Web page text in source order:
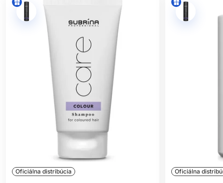
Oficiálna distribúcia Oficiálna